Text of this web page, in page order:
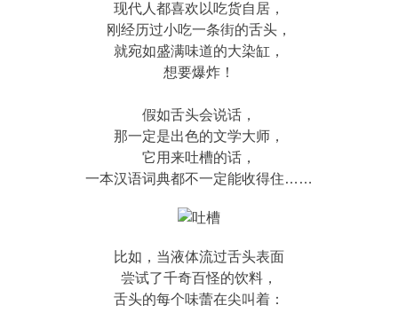
现代人都喜欢以吃货自居，
刚经历过小吃一条街的舌头，
就宛如盛满味道的大染缸，
想要爆炸！
假如舌头会说话，
那一定是出色的文学大师，
它用来吐槽的话，
一本汉语词典都不一定能收得住……
比如，当液体流过舌头表面
尝试了千奇百怪的饮料，
舌头的每个味蕾在尖叫着：